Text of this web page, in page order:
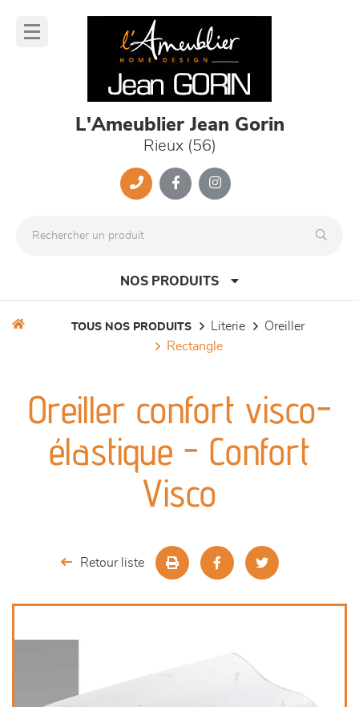
L'Ameublier Jean Gorin
Rieux (56)
NOS PRODUITS
séjours
meubles de complément
chambres et dressing
TOUS NOS PRODUITS literie
oreiller
rectangle
Oreiller confort visco-
élastique - Confort
Visco
Retour liste